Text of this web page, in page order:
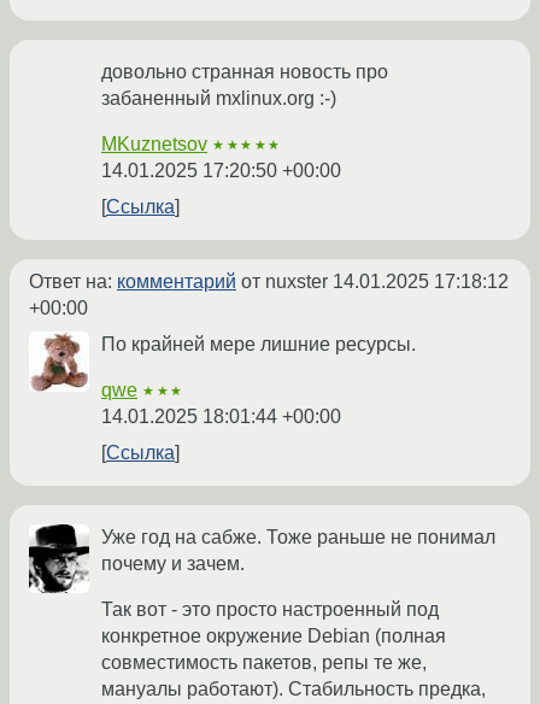
довольно странная новость про
забаненный mxlinux.org :-)
MKuznetsov ★★★★★
14.01.2025 17:20:50 +00:00
Ссылка
Ответ на: комментарий от nuxster 14.01.2025 17:18:12
+00:00
По крайней мере лишние ресурсы.
qwe ★★★
14.01.2025 18:01:44 +00:00
Ссылка
Уже год на сабже. Тоже раньше не понимал
почему и зачем.
Так вот - это просто настроенный под
конкретное окружение Debian (полная
совместимость пакетов, репы те же,
мануалы работают). Стабильность предка,